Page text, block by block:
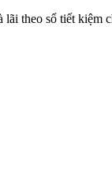
theo sổ tiết kiệm